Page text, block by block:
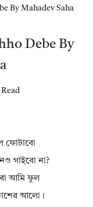
By Mahadev Saha
Debe By
ফোটাবো
গাইবো না?
আমি ফুল
আলো।